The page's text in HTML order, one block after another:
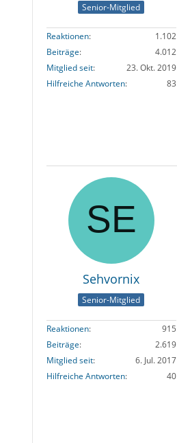
Senior-Mitglied
Reaktionen
1.102
Beiträge
4.012
Mitglied seit
23. Okt. 2019
Hilfreiche Antworten
83
Sehvornix
Senior-Mitglied
Reaktionen
915
Beiträge
2.619
Mitglied seit
6. Jul. 2017
Hilfreiche Antworten
40